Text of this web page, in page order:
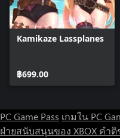
Kamikaze Lassplanes
฿699.00
PC Game Pass เกมใน PC
ฝ่ายสนับสนุนของ XBOX คำติ